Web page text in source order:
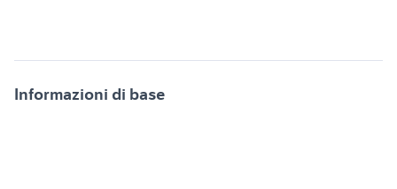
Informazioni di base